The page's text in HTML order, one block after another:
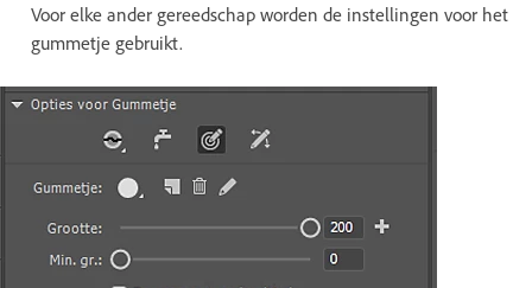
Voor elke ander gereedschap worden de instellingen voor het
gummetje gebruikt.